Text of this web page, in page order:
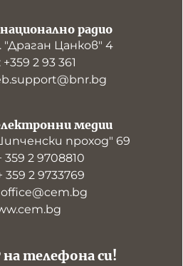
радио
"Драган Цанков" 4
2 93 361
на телефона си!
медии
проход" 69
359 2 9708810
359 2 9733769